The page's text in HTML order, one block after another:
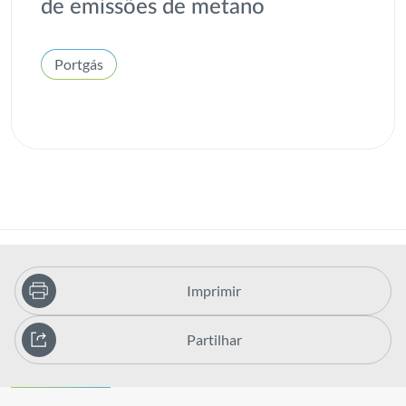
de emissões de metano
Portgás
Imprimir
Partilhar